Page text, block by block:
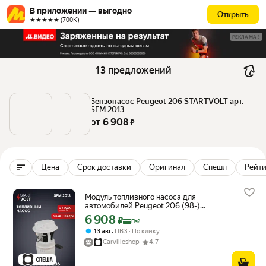
В приложении — выгодно
★★★★★ (700К)
Открыть
РЕКЛАМА
13 предложений
Бензонасос Peugeot 206 STARTVOLT арт.
SFM 2013
от 6 908 ₽
Цена Срок доставки Оригинал Спешл
Модуль топливного насоса для
автомобилей Peugeot 206 (98-)
1.1i/1.4i/1.6i (внутр. топл. фильтр) SFM
2013 StartVolt
Цена с картой Яндекс Пэй 6908 ₽ вместо
6 908₽ Пэй
13 авг, ПВЗ
По клику
Carvilleshop
4.7